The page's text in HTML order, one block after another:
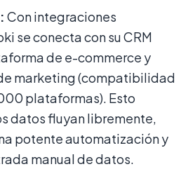
Con integraciones
se conecta con su CRM
de e-commerce y
marketing (compatibilidad
plataformas). Esto
datos fluyan libremente,
potente automatización y
manual de datos.